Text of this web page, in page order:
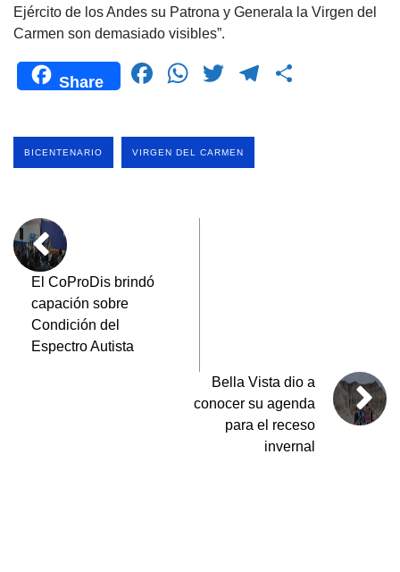
Ejército de los Andes su Patrona y Generala la Virgen del
Carmen son demasiado visibles”.
Share
F
c
e
W
at
s
p
T
tt
er
T
BICENTENARIO VIRGEN DEL CARMEN
El CoProDis brindó
capación sobre
Condición del
Espectro Autista
Bella Vista dio a
conocer su agenda
para el receso
invernal